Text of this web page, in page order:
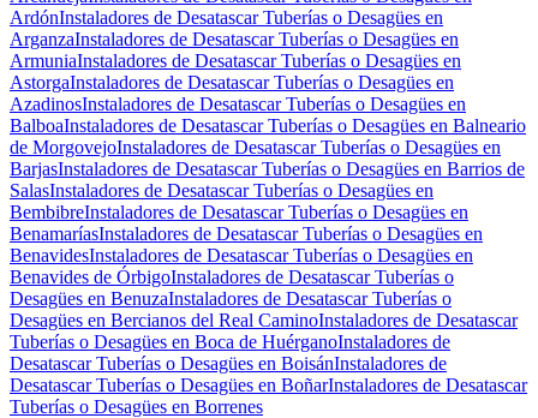
ArdónInstaladores de Desatascar Tuberías o Desagües en
ArganzaInstaladores de Desatascar Tuberías o Desagües en
ArmuniaInstaladores de Desatascar Tuberías o Desagües en
AstorgaInstaladores de Desatascar Tuberías o Desagües en
AzadinosInstaladores de Desatascar Tuberías o Desagües en
BalboaInstaladores de Desatascar Tuberías o Desagües en Balneario
de MorgovejoInstaladores de Desatascar Tuberías o Desagües en
BarjasInstaladores de Desatascar Tuberías o Desagües en Barrios de
SalasInstaladores de Desatascar Tuberías o Desagües en
BembibreInstaladores de Desatascar Tuberías o Desagües en
BenamaríasInstaladores de Desatascar Tuberías o Desagües en
BenavidesInstaladores de Desatascar Tuberías o Desagües en
Benavides de ÓrbigoInstaladores de Desatascar Tuberías o
Desagües en BenuzaInstaladores de Desatascar Tuberías o
Desagües en Bercianos del Real CaminoInstaladores de Desatascar
Tuberías o Desagües en Boca de HuérganoInstaladores de
Desatascar Tuberías o Desagües en BoisánInstaladores de
Desatascar Tuberías o Desagües en BoñarInstaladores de Desatascar
Tuberías o Desagües en Borrenes